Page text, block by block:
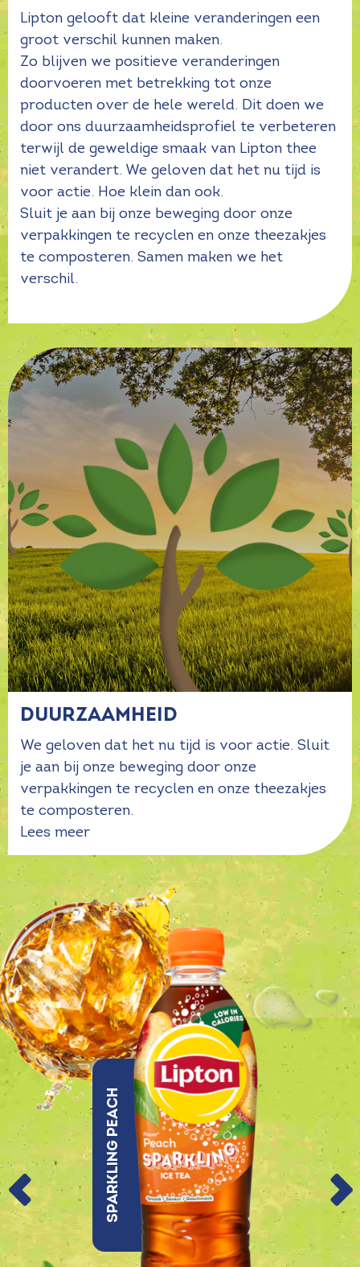
Lipton gelooft dat kleine veranderingen een
groot verschil kunnen maken.
Zo blijven we positieve veranderingen
doorvoeren met betrekking tot onze
producten over de hele wereld. Dit doen we
door ons duurzaamheidsprofiel te verbeteren
terwijl de geweldige smaak van Lipton thee
niet verandert. We geloven dat het nu tijd is
voor actie. Hoe klein dan ook.
Sluit je aan bij onze beweging door onze
verpakkingen te recyclen en onze theezakjes
te composteren. Samen maken we het
verschil.
Duurzaamheid
We geloven dat het nu tijd is voor actie. Sluit
je aan bij onze beweging door onze
verpakkingen te recyclen en onze theezakjes
te composteren.
Lees meer
Sparkling Peach